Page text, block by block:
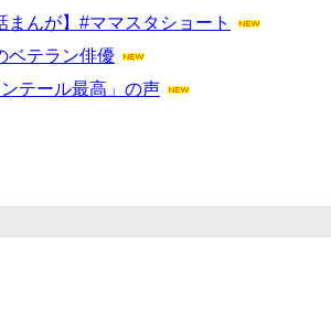
まんが】#ママスタショート
テラン俳優
テール最高」の声